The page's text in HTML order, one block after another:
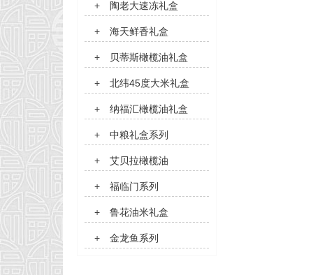
+ 陶老大速冻礼盒
+ 海天鲜香礼盒
+ 贝蒂斯橄榄油礼盒
+ 北纬45度大米礼盒
+ 纳福汇橄榄油礼盒
+ 中粮礼盒系列
+ 艾贝拉橄榄油
+ 福临门系列
+ 鲁花油米礼盒
+ 金龙鱼系列